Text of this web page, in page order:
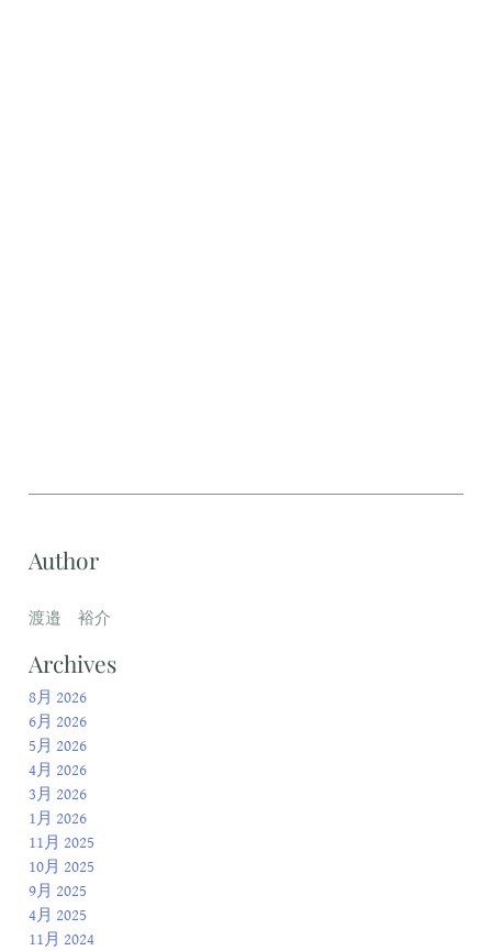
Author
渡邉 裕介
Archives
8月 2026
6月 2026
5月 2026
4月 2026
3月 2026
1月 2026
11月 2025
10月 2025
9月 2025
4月 2025
11月 2024